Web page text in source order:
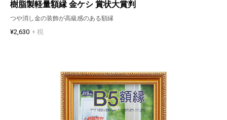
樹脂製軽量額縁 金ケシ 賞状大賞判
つや消し金の装飾が高級感のある額縁
¥2,630 + 税